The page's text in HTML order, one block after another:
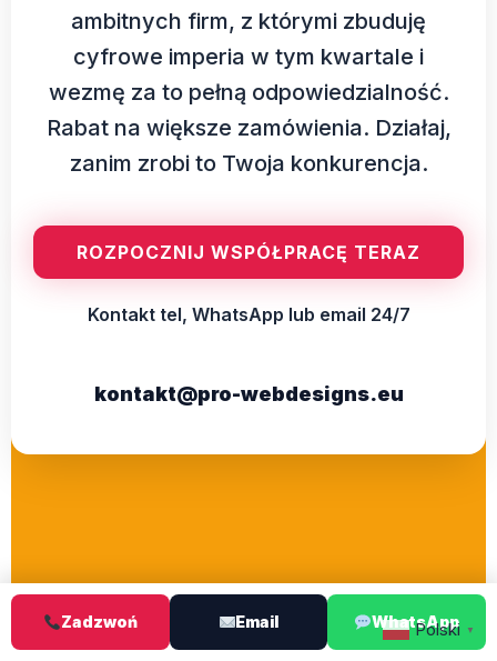
ambitnych firm, z którymi zbuduję
cyfrowe imperia w tym kwartale i
wezmę za to pełną odpowiedzialność.
Rabat na większe zamówienia. Działaj,
zanim zrobi to Twoja konkurencja.
ROZPOCZNIJ WSPÓŁPRACĘ TERAZ
Kontakt tel, WhatsApp lub email 24/7
kontakt@pro-webdesigns.eu
Zadzwoń Email WhatsApp
Polski ▼